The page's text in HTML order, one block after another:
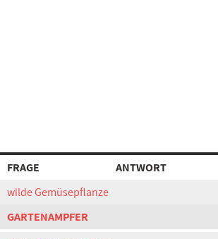
FRAGE
ANTWORT
wilde Gemüsepflanze
GARTENAMPFER